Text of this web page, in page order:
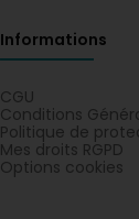
Informations
CGU
Conditions
Politique de
Mes droits RGPD
Options cookies